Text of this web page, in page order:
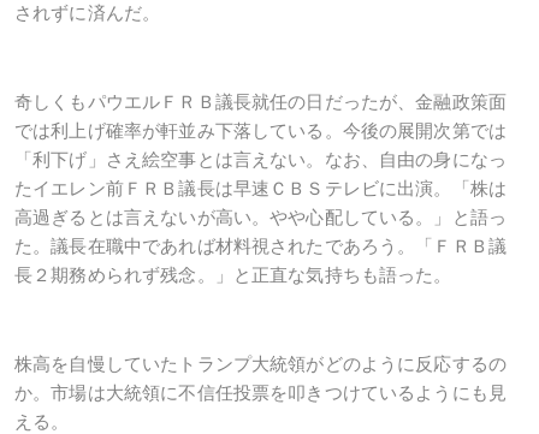
されずに済んだ。
奇しくもパウエルＦＲＢ議長就任の日だったが、金融政策面
では利上げ確率が軒並み下落している。今後の展開次第では
「利下げ」さえ絵空事とは言えない。なお、自由の身になっ
たイエレン前ＦＲＢ議長は早速ＣＢＳテレビに出演。「株は
高過ぎるとは言えないが高い。やや心配している。」と語っ
た。議長在職中であれば材料視されたであろう。「ＦＲＢ議
長２期務められず残念。」と正直な気持ちも語った。
株高を自慢していたトランプ大統領がどのように反応するの
か。市場は大統領に不信任投票を叩きつけているようにも見
える。